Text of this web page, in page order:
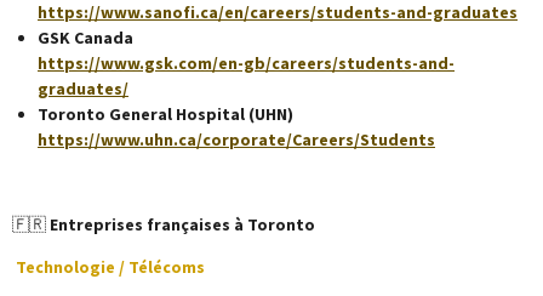
https://www.sanofi.ca/en/careers/students-and-graduates
GSK Canada
https://www.gsk.com/en-gb/careers/students-and-
graduates/
Toronto General Hospital (UHN)
https://www.uhn.ca/corporate/Careers/Students
🇫🇷 Entreprises françaises à Toronto
Technologie / Télécoms